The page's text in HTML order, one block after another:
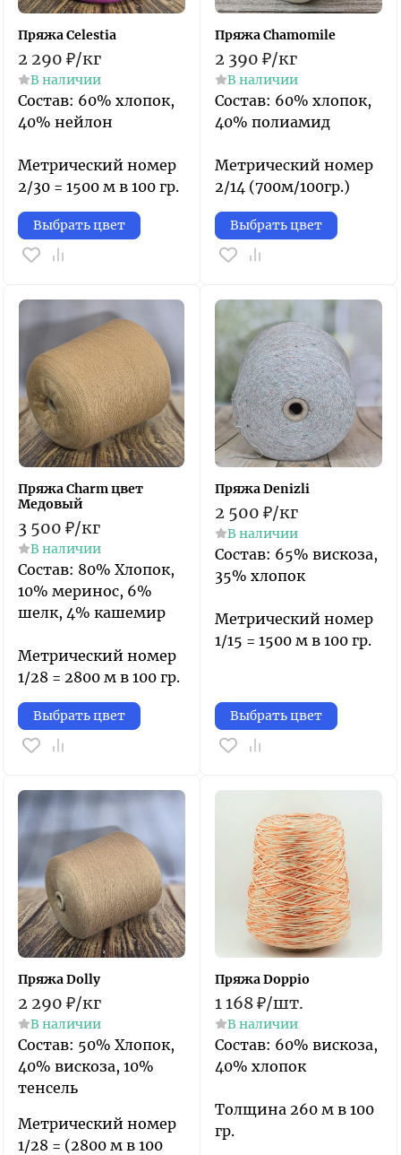
Пряжа Celestia
2 290 ₽/кг
В наличии
​Состав: 60% хлопок,
40% нейлон
Метрический номер
2/30 = 1500 м в 100 гр.
Выбрать цвет
Пряжа Chamomile
2 390 ₽/кг
В наличии
Состав: 60% хлопок,
40% полиамид
Метрический номер
2/14 (700м/100гр.)
Выбрать цвет
Пряжа Charm цвет
Медовый
3 500 ₽/кг
В наличии
​Состав: 80% Хлопок,
10% меринос, 6%
шелк, 4% кашемир
Метрический номер
1/28 = 2800 м в 100 гр.
Выбрать цвет
Пряжа Denizli
2 500 ₽/кг
В наличии
​Состав: 65% вискоза,
35% хлопок
Метрический номер
1/15 = 1500 м в 100 гр.
Выбрать цвет
Пряжа Dolly
2 290 ₽/кг
В наличии
Состав: 50% Хлопок,
40% вискоза, 10%
тенсель
Метрический номер
1/28 = (2800 м в 100
Пряжа Doppio
1 168₽/шт.
В наличии
​Состав: 60% вискоза,
40% хлопок
Толщина 260 м в 100
гр.